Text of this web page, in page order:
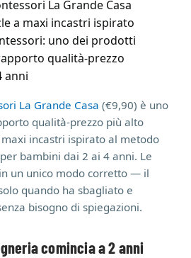
La Grande Casa
a maxi incastri ispirato
uno dei prodotti
qualità-prezzo
anni
La Grande Casa (€9,90) è uno
qualità-prezzo più alto
incastri ispirato al metodo
bambini dai 2 ai 4 anni. Le
un unico modo corretto — il
quando ha sbagliato e
bisogno di spiegazioni.
comincia a 2 anni